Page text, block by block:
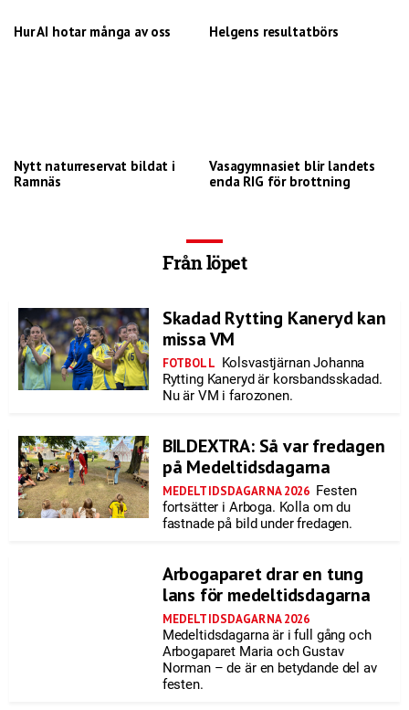
Hur AI hotar många av oss Helgens resultatbörs
Nytt naturreservat bildat i
Ramnäs
Vasagymnasiet blir landets
enda RIG för brottning
Från löpet
Skadad Rytting Kaneryd kan
missa VM
FOTBOLL Kolsvastjärnan Johanna
Rytting Kaneryd är korsbandsskadad.
Nu är VM i farozonen.
BILDEXTRA: Så var fredagen
på Medeltidsdagarna
MEDELTIDSDAGARNA 2026 Festen
fortsätter i Arboga. Kolla om du
fastnade på bild under fredagen.
Arbogaparet drar en tung
lans för medeltidsdagarna
MEDELTIDSDAGARNA 2026
Medeltidsdagarna är i full gång och
Arbogaparet Maria och Gustav
Norman – de är en betydande del av
festen.